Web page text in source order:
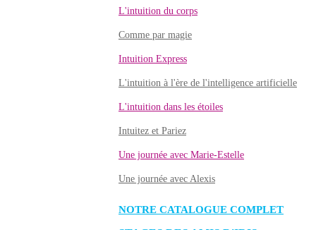
L'intuition du corps
Comme par magie
Intuition Express
L'intuition à l'ère de l'intelligence artificielle
L'intuition dans les étoiles
Intuitez et Pariez
Une journée avec Marie-Estelle
Une journée avec Alexis
NOTRE CATALOGUE COMPLET